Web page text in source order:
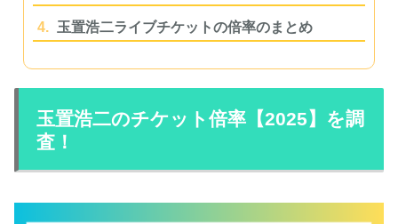
4. 玉置浩二ライブチケットの倍率のまとめ
玉置浩二のチケット倍率【2025】を調
査！